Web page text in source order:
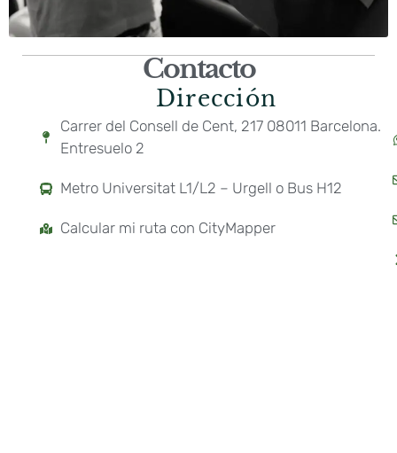
Contacto
Dirección
Carrer del Consell de Cent, 217 08011 Barcelona.
Entresuelo 2
Metro Universitat L1/L2 – Urgell o Bus H12
Calcular mi ruta con CityMapper